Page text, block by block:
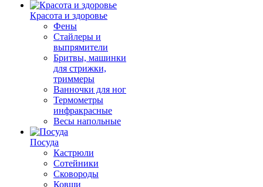
Красота и здоровье
Фены
Стайлеры и
выпрямители
Бритвы, машинки
для стрижки,
триммеры
Ванночки для ног
Термометры
инфракрасные
Весы напольные
Посуда
Кастрюли
Сотейники
Сковороды
Ковши